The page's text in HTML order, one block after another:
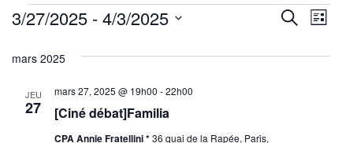
Évènements
et
Recherche
Liste
3/27/2025 - 4/3/2025
une
mars 2025
JEU
27 [Ciné débat]Familia
mars 27, 2025 @ 19h00 -22h00
CPA Annie Fratellini *36 quai de la Rapée, Paris,